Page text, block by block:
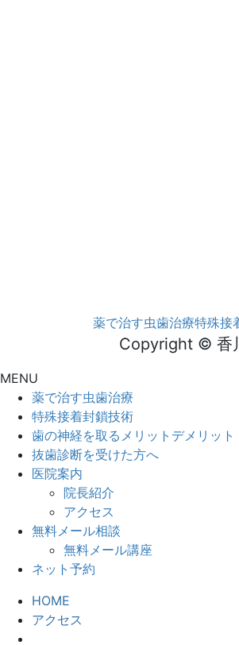
薬で治す虫歯治療特殊接
Copyright © 香
MENU
薬で治す虫歯治療
特殊接着封鎖技術
歯の神経を取るメリットデメリット
抜歯診断を受けた方へ
医院案内
院長紹介
アクセス
無料メール相談
無料メール講座
ネット予約
HOME
アクセス